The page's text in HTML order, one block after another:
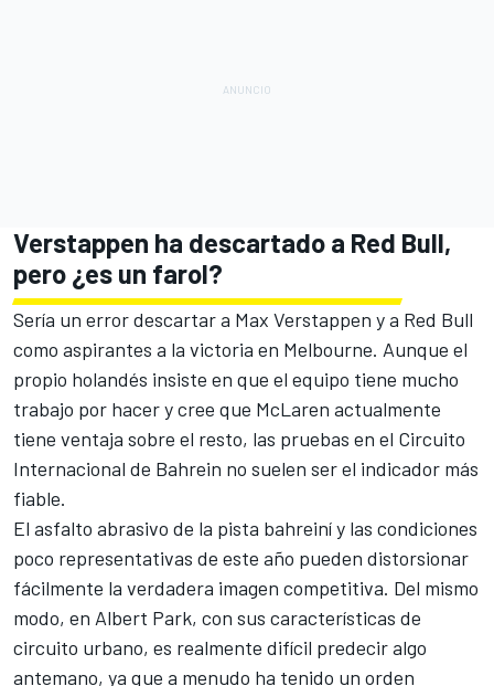
Verstappen ha descartado a Red Bull,
pero ¿es un farol?
Sería un error descartar a Max Verstappen y a Red Bull
como aspirantes a la victoria en Melbourne. Aunque el
propio holandés insiste en que el equipo tiene mucho
trabajo por hacer y cree que McLaren actualmente
tiene ventaja sobre el resto, las pruebas en el Circuito
Internacional de Bahrein no suelen ser el indicador más
fiable.
El asfalto abrasivo de la pista bahreiní y las condiciones
poco representativas de este año pueden distorsionar
fácilmente la verdadera imagen competitiva. Del mismo
modo, en Albert Park, con sus características de
circuito urbano, es realmente difícil predecir algo
antemano, ya que a menudo ha tenido un orden